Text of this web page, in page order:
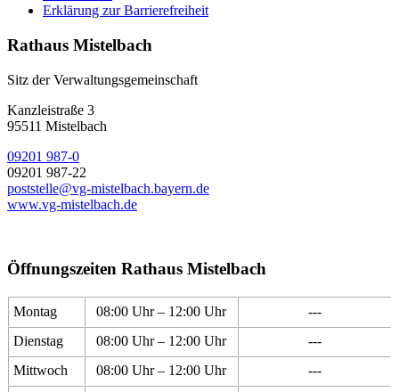
Erklärung zur Barrierefreiheit
Rathaus Mistelbach
Sitz der Verwaltungsgemeinschaft
Kanzleistraße 3
95511 Mistelbach
09201 987-0
09201 987-22
poststelle@vg-mistelbach.bayern.de
www.vg-mistelbach.de
Öffnungszeiten Rathaus Mistelbach
Montag 08:00 Uhr – 12:00 Uhr
---
Dienstag
08:00 Uhr – 12:00 Uhr
---
Mittwoch
08:00 Uhr – 12:00 Uhr
---